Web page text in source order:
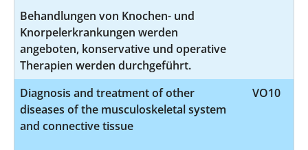
Behandlungen von Knochen- und
Knorpelerkrankungen werden
angeboten, konservative und operative
Therapien werden durchgeführt.
Diagnosis and treatment of other
diseases of the musculoskeletal system
and connective tissue
VO10